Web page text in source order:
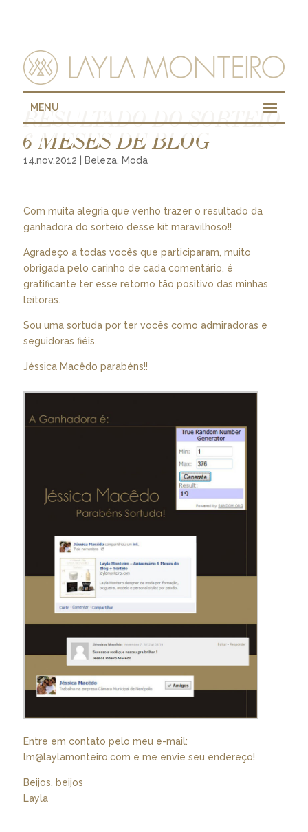
MENU
RESULTADO DO SORTEIO
6 MESES DE BLOG
14.nov.2012 Beleza, Moda
Com muita alegria que venho trazer o resultado da
ganhadora do sorteio desse kit maravilhoso!!
Agradeço a todas vocês que participaram, muito
obrigada pelo carinho de cada comentário, é
gratificante ter esse retorno tão positivo das minhas
leitoras.
Sou uma sortuda por ter vocês como admiradoras e
seguidoras fiéis.
Jéssica Macêdo parabéns!!
Entre em contato pelo meu e-mail:
lm@laylamonteiro.com e me envie seu endereço!
Beijos, beijos
Layla